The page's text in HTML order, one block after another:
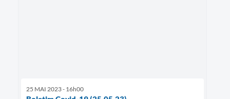
25 MAI 2023 - 16h00